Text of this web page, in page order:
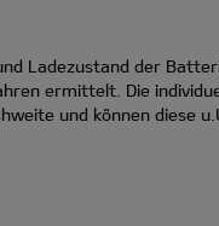
Ladezustand der
ermittelt. Die
und können diese